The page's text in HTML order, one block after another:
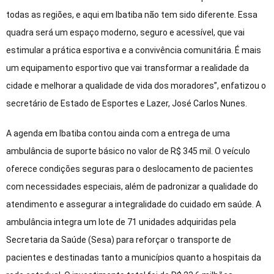
todas as regiões, e aqui em Ibatiba não tem sido diferente. Essa
quadra será um espaço moderno, seguro e acessível, que vai
estimular a prática esportiva e a convivência comunitária. É mais
um equipamento esportivo que vai transformar a realidade da
cidade e melhorar a qualidade de vida dos moradores”, enfatizou o
secretário de Estado de Esportes e Lazer, José Carlos Nunes.
A agenda em Ibatiba contou ainda com a entrega de uma
ambulância de suporte básico no valor de R$ 345 mil. O veículo
oferece condições seguras para o deslocamento de pacientes
com necessidades especiais, além de padronizar a qualidade do
atendimento e assegurar a integralidade do cuidado em saúde. A
ambulância integra um lote de 71 unidades adquiridas pela
Secretaria da Saúde (Sesa) para reforçar o transporte de
pacientes e destinadas tanto a municípios quanto a hospitais da